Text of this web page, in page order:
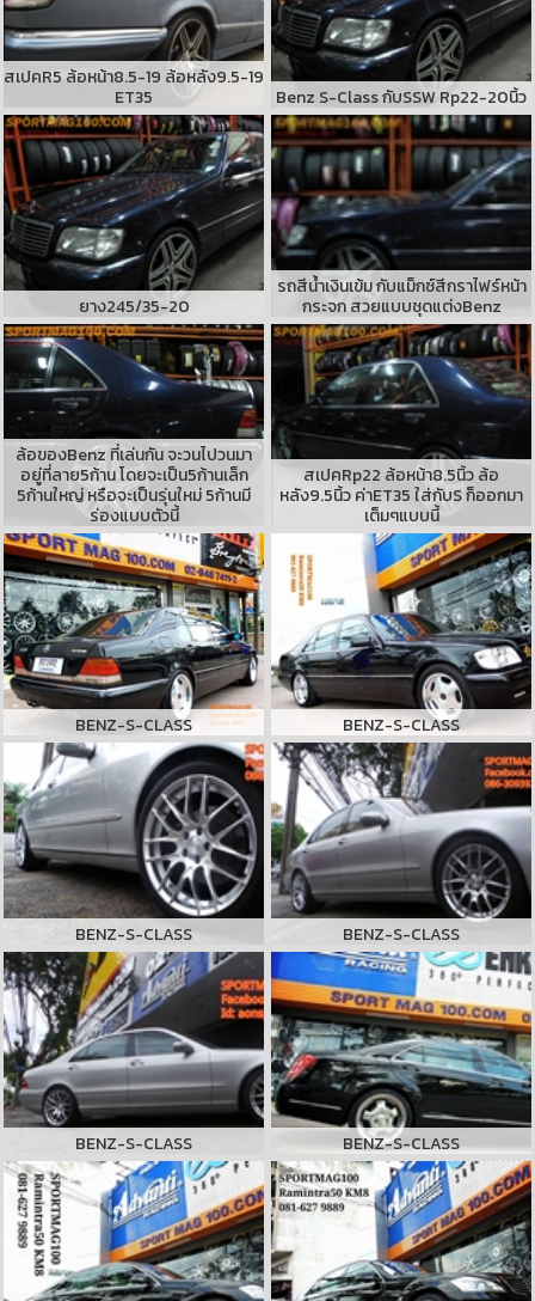
สเปคR5 ล้อหน้า8.5-19 ล้อหลัง9.5-19
ET35
Benz S-Class กับSSW Rp22-20นิ้ว
ยาง245/35-20
รถสีน้ำเงินเข้ม กับแม็กซ์สีกราไฟร์หน้า
กระจก สวยแบบชุดแต่งBenz
ล้อของBenz ที่เล่นกัน จะวนไปวนมา
อยู่ที่ลาย5ก้าน โดยจะเป็น5ก้านเล็ก
5ก้านใหญ่ หรือจะเป็นรุ่นใหม่ 5ก้านมี
ร่องแบบตัวนี้
สเปคRp22 ล้อหน้า8.5นิ้ว ล้อ
หลัง9.5นิ้ว ค่าET35 ใส่กับS ก็ออกมา
เต็มๆแบบนี้
BENZ-S-CLASS BENZ-S-CLASS
BENZ-S-CLASS BENZ-S-CLASS
BENZ-S-CLASS BENZ-S-CLASS